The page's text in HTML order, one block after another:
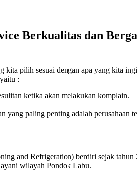
Berkualitas dan
pilih sesuai dengan apa yang kita
:
ketika akan melakukan komplain.
paling penting adalah perusahaan
and Refrigeration) berdiri sejak tahun
wilayah Pondok Labu.